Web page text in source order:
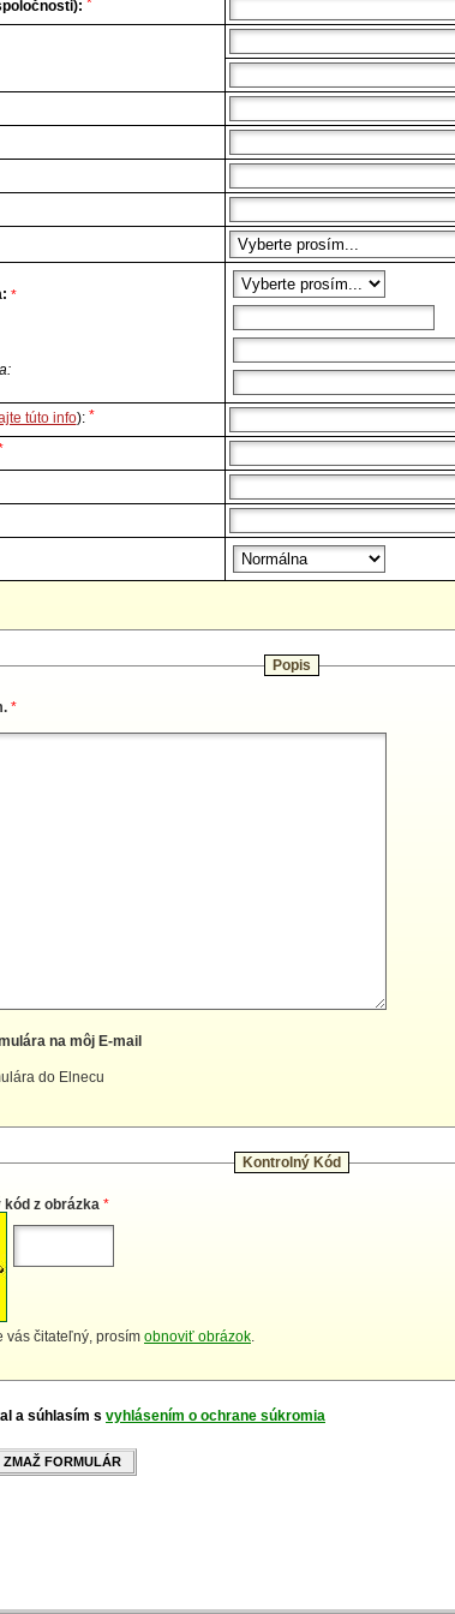
*
*
túto info): *
Popis
*
na môj E-mail
do Elnecu
Kontrolný Kód
z obrázka *
vás čitateľný, prosím obnoviť obrázok.
a súhlasím s vyhlásením o ochrane súkromia
ZMAŽ FORMULÁR